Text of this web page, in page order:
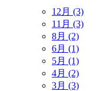
12月 (3)
11月 (3)
8月 (2)
6月 (1)
5月 (1)
4月 (2)
3月 (3)